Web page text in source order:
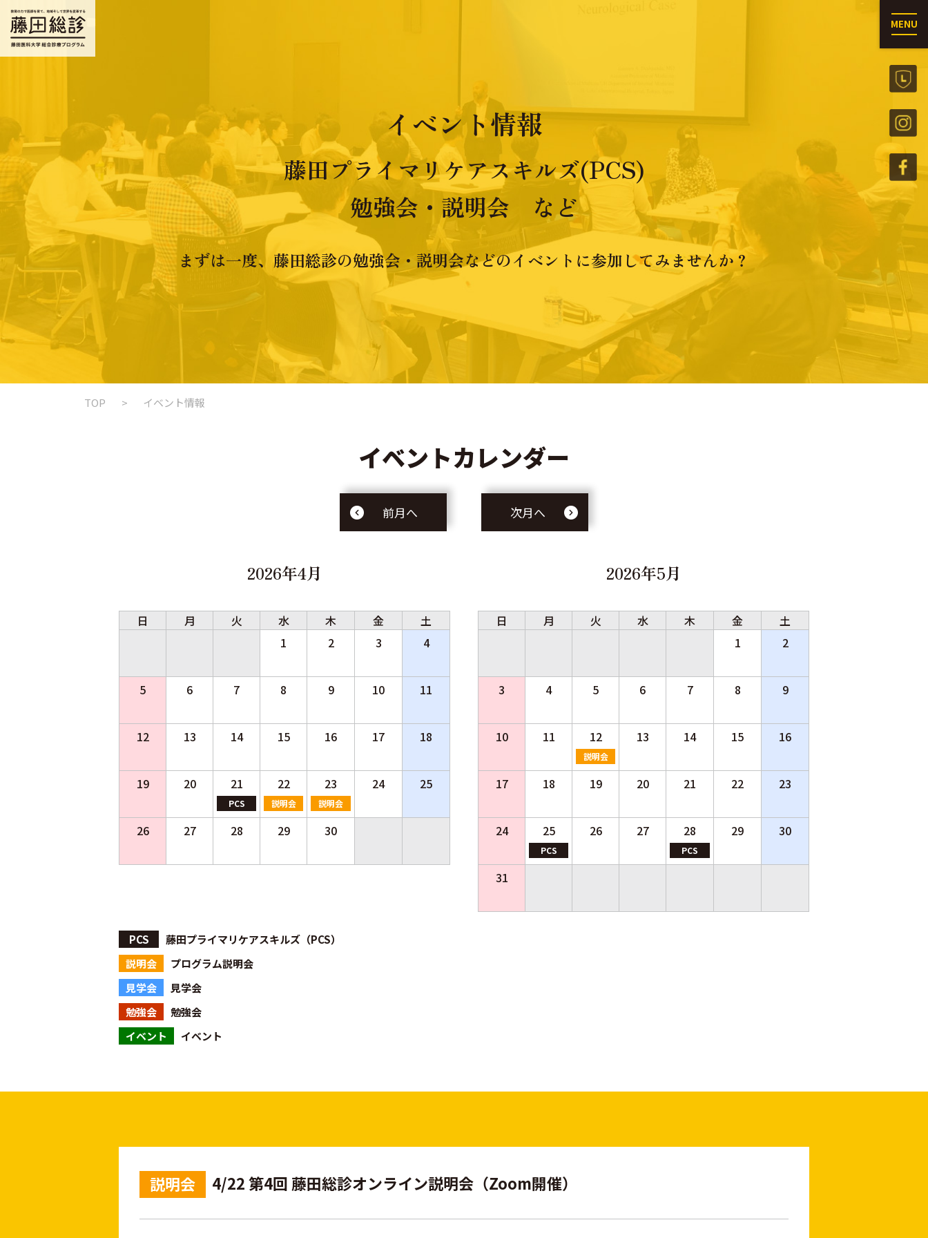
MENU
イベント情報
藤田プライマリケアスキルズ(PCS)
勉強会・説明会 など
まずは一度、藤田総診の勉強会・説明会などのイベントに参加してみませんか？
TOP イベント情報
イベントカレンダー
前月へ 次月へ
2026年4月
日 月 火 水 木 金
土
1
2 3 4
5 6 7 8 9 10 11
12 13 14 15 16 17 18
19 20 21
PCS
22
説明会
23
説明会
24 25
26 27 28 29 30
2026年5月
日 月 火 水 木 金
土
1
2
3 4 5 6 7 8 9
10 11 12
説明会
13 14 15 16
17 18 19 20 21 22 23
24 25
PCS
26 27 28
PCS
29 30
31
PCS
藤田プライマリケアスキルズ（PCS）
説明会
プログラム説明会
見学会
見学会
勉強会
勉強会
イベント
イベント
説明会 4/22 第4回 藤田総診オンライン説明会（Zoom開催）